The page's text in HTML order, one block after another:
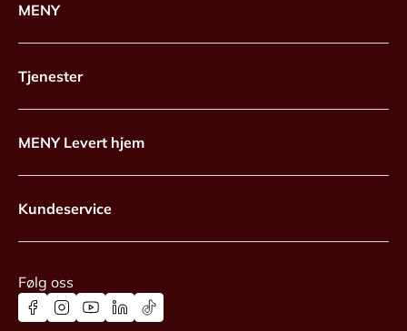
MENY
Tjenester
MENY Levert hjem
Kundeservice
Følg oss